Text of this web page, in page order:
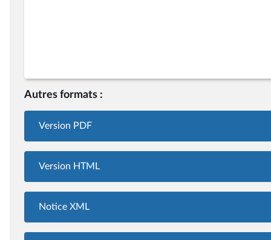
Autres formats :
Version PDF
Version HTML
Notice XML